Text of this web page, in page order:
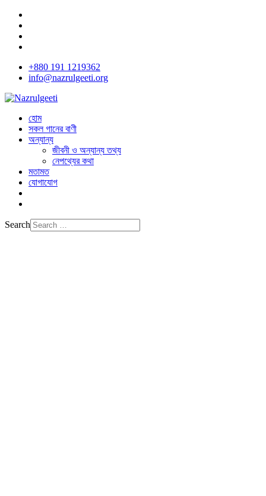
+880 191 1219362
info@nazrulgeeti.org
হোম
সকল গানের বাণী
অন্যান্য
জীবনী ও অন্যান্য তথ্য
নেপথ্যের কথা
মতামত
যোগাযোগ
Search